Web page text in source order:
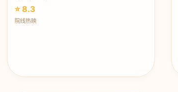
⭐ 8.3
院线热映